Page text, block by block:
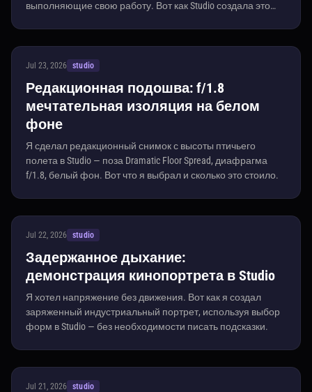
выполняющие свою работу. Вот как Studio создала это
Jul 23, 2026 studio
Редакционная подошва: f/1.8
мечтательная изоляция на белом
фоне
Я сделал редакционный снимок с высоты птичьего
полета в Studio — поза Dramatic Floor Spread, диафрагма
f/1.8, белый фон. Вот что я выбрал и сколько это стоило.
Jul 22, 2026 studio
Задержанное дыхание:
демонстрация кинопортрета в Studio
Я хотел напряжение без движения. Вот как я создал
заряженный индустриальный портрет, используя выбор
форм в Studio — без необходимости писать подсказки.
Jul 21, 2026 studio